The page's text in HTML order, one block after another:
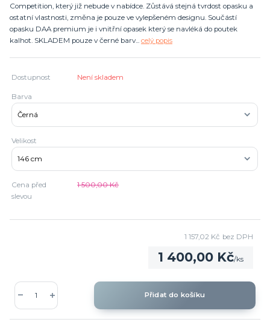
Competition, který již nebude v nabídce. Zůstává stejná tvrdost opasku a
ostatní vlastnosti, změna je pouze ve vylepšeném designu. Součástí
opasku DAA premium je i vnitřní opasek který se navléká do poutek
kalhot. SKLADEM pouze v černé barv... celý popis
Dostupnost Není skladem
Barva
Velikost
Cena před
slevou
1 500,00 Kč
1 400,00 Kč/ks
1 157,02 Kč bez DPH
Přidat do košíku